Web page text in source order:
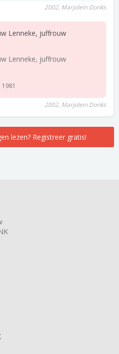
2002, Marjolein Donks
Lenneke, juffrouw
Lenneke, juffrouw
2002, Marjolein Donks
lezen? Registreer gratis!